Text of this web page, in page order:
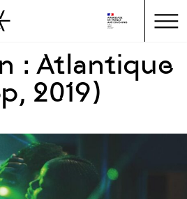
Skip to main
to sidebar
: Atlantique
2019)